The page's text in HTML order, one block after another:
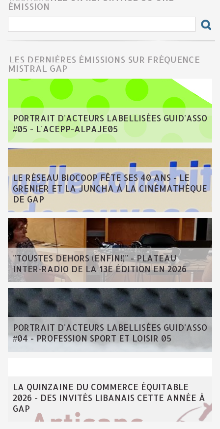
ÉMISSION
LES DERNIÈRES ÉMISSIONS SUR FRÉQUENCE
MISTRAL GAP
PORTRAIT D'ACTEURS LABELLISÉES GUID'ASSO
#05 - L'ACEPP-ALPAJE05
LE RÉSEAU BIOCOOP FÊTE SES 40 ANS - LE
GRENIER ET LA JUNCHA À LA CINÉMATHÈQUE
DE GAP
"TOUSTES DEHORS (ENFIN!)" - PLATEAU
INTER-RADIO DE LA 13E ÉDITION EN 2026
PORTRAIT D'ACTEURS LABELLISÉES GUID'ASSO
#04 - PROFESSION SPORT ET LOISIR 05
LA QUINZAINE DU COMMERCE ÉQUITABLE
2026 - DES INVITÉS LIBANAIS CETTE ANNÉE À
GAP